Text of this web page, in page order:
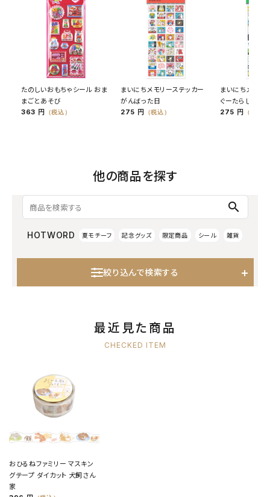
たのしいおもちゃシール おま
まごとあそび
363 円 （税込）
まいにちメモリーステッカー
がんばった日
275 円 （税込）
まいにちメモリ
ぐーたらした日
275 円 （税込）
他の商品を探す
search
HOTWORD 夏モチーフ 記念グッズ 限定商品 シール 雑貨
絞り込んで検索する
最近見た商品
CHECKED ITEM
おひるねファミリー マスキン
グテープ ダイカット 犬飼さん
家